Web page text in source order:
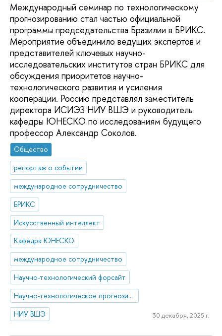
Международный семинар по технологическому
прогнозированию стал частью официальной
программы председательства Бразилии в БРИКС.
Мероприятие объединило ведущих экспертов и
представителей ключевых научно-
исследовательских институтов стран БРИКС для
обсуждения приоритетов научно-
технологического развития и усиления
кооперации. Россию представлял заместитель
директора ИСИЭЗ НИУ ВШЭ и руководитель
кафедры ЮНЕСКО по исследованиям будущего
профессор Александр Соколов.
Общество
репортаж о событии
международное сотрудничество
БРИКС
Искусственный интеллект
Кафедра ЮНЕСКО
международное сотрудничество
Научно-технологический форсайт
Научно-технологическое прогнозирование
НИУ ВШЭ
30 декабря, 2025 г.